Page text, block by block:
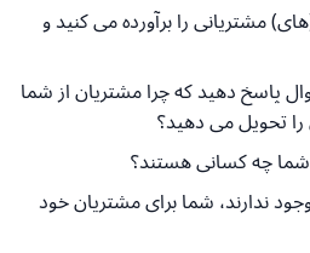
مشتریانی را برآورده می کنید و
پاسخ دهید که چرا مشتریان از شما
تحویل می دهید؟
چه کسانی هستند؟
ندارند، شما برای مشتریان خود